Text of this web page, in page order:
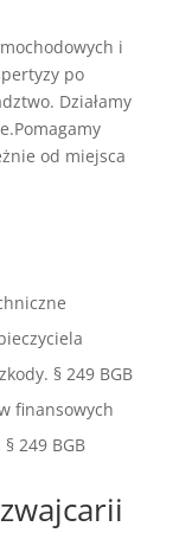
i
po
Działamy
od miejsca
§ 249 BGB
finansowych
249 BGB